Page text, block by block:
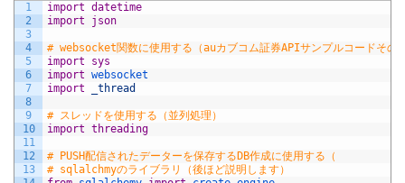
1
2
3
4
5
6
7
8
9
10
11
12
13
import datetime
import
json
# websocket関数に使用する（auカブコム証券APIサンプルコードその
import
sys
import websocket
import
_thread
# スレッドを使用する（並列処理）
import threading
# PUSH配信されたデーターを保存するDB作成に使用する（
# sqlalchmyのライブラリ（後ほど説明します）